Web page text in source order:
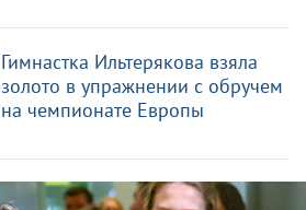
Гимнастка Ильтерякова взяла
золото в упражнении с обручем
на чемпионате Европы